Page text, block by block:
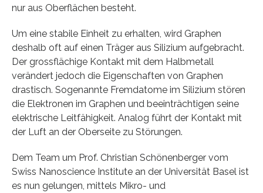
nur aus Oberflächen besteht.
Um eine stabile Einheit zu erhalten, wird Graphen
deshalb oft auf einen Träger aus Silizium aufgebracht.
Der grossflächige Kontakt mit dem Halbmetall
verändert jedoch die Eigenschaften von Graphen
drastisch. Sogenannte Fremdatome im Silizium stören
die Elektronen im Graphen und beeinträchtigen seine
elektrische Leitfähigkeit. Analog führt der Kontakt mit
der Luft an der Oberseite zu Störungen.
Dem Team um Prof. Christian Schönenberger vom
Swiss Nanoscience Institute an der Universität Basel ist
es nun gelungen, mittels Mikro- und